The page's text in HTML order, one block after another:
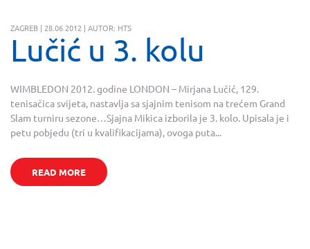
ZAGREB | 28.06.2012 | AUTOR: HTS
Lučić u 3. kolu
WIMBLEDON 2012. godine LONDON – Mirjana Lučić, 129.
tenisačica svijeta, nastavlja sa sjajnim tenisom na trećem Grand
Slam turniru sezone…Sjajna Mikica izborila je 3. kolo. Upisala je i
petu pobjedu (tri u kvalifikacijama), ovoga puta...
READ MORE